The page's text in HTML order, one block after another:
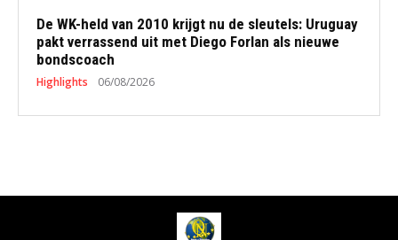
De WK-held van 2010 krijgt nu de sleutels: Uruguay
pakt verrassend uit met Diego Forlan als nieuwe
bondscoach
Highlights 06/08/2026